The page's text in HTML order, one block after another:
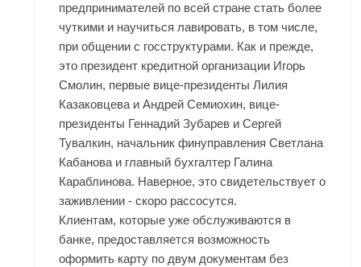
предпринимателей по всей стране стать более
чуткими и научиться лавировать, в том числе,
при общении с госструктурами. Как и прежде,
это президент кредитной организации Игорь
Смолин, первые вице-президенты Лилия
Казаковцева и Андрей Семиохин, вице-
президенты Геннадий Зубарев и Сергей
Тувалкин, начальник финуправления Светлана
Кабанова и главный бухгалтер Галина
Караблинова. Наверное, это свидетельствует о
заживлении - скоро рассосутся.
Клиентам, которые уже обслуживаются в
банке, предоставляется возможность
оформить карту по двум документам без